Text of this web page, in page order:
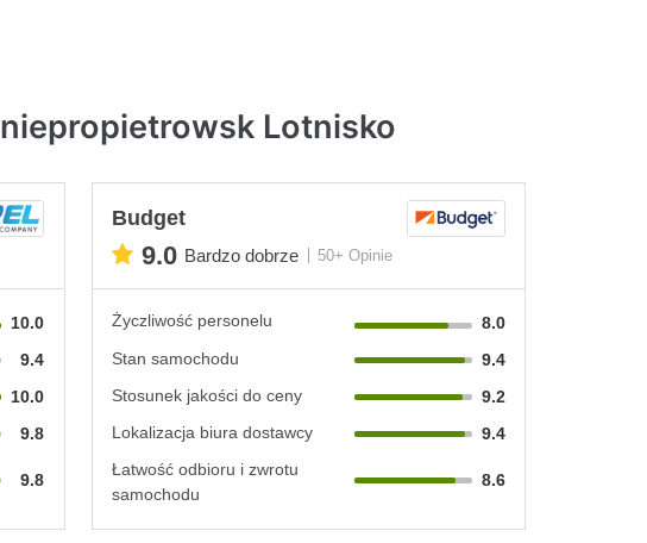
Lotnisko
10.0
9.4
10.0
9.8
9.8
Budget
9.0 Bardzo dobrze 50+ Opinie
Życzliwość personelu
8.0
Stan samochodu
9.4
Stosunek jakości do ceny
9.2
Lokalizacja biura dostawcy
9.4
Łatwość odbioru i zwrotu
samochodu
8.6